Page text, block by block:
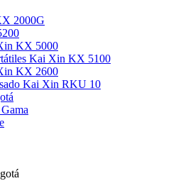
2000G
KX 5000
Kai Xin KX 5100
KX 2600
Kai Xin RKU 10